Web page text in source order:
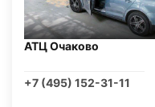
АТЦ Очаково
+7 (495) 152-31-11